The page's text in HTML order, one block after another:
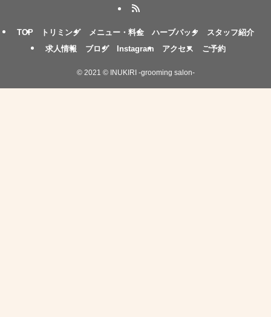
TOP トリミング メニュー・料金 ハーブパック
スタッフ紹介
求人情報
ブログ Instagram アクセス ご予約
©2021 © INUKIRI -grooming salon-